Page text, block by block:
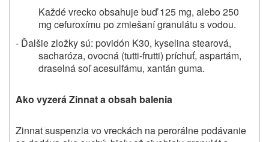
Každé vrecko obsahuje buď 125 mg, alebo 250
mg cefuroxímu po zmiešaní granulátu s vodou.
- Ďalšie zložky sú: povidón K30, kyselina stearová,
sacharóza, ovocná (tutti-frutti) príchuť, aspartám,
draselná soľ acesulfámu, xantán guma.
Ako vyzerá Zinnat a obsah balenia
Zinnat suspenzia vo vreckách na perorálne podávanie